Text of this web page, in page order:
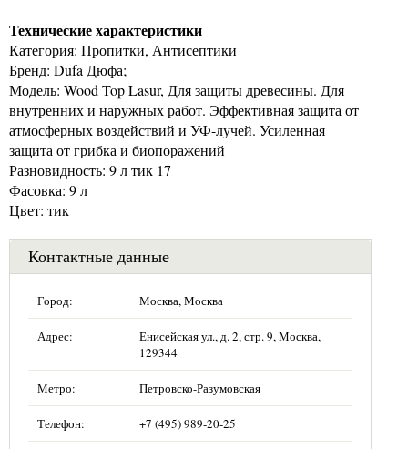
Технические характеристики
Категория: Пропитки, Антисептики
Бренд: Dufa Дюфа;
Модель: Wood Top Lasur, Для защиты древесины. Для
внутренних и наружных работ. Эффективная защита от
атмосферных воздействий и УФ-лучей. Усиленная
защита от грибка и биопоражений
Разновидность: 9 л тик 17
Фасовка: 9 л
Цвет: тик
Контактные данные
Город: Москва, Москва
Адрес:
Енисейская ул., д. 2, стр. 9, Москва,
129344
Метро: Петровско-Разумовская
Телефон: +7 (495) 989-20-25